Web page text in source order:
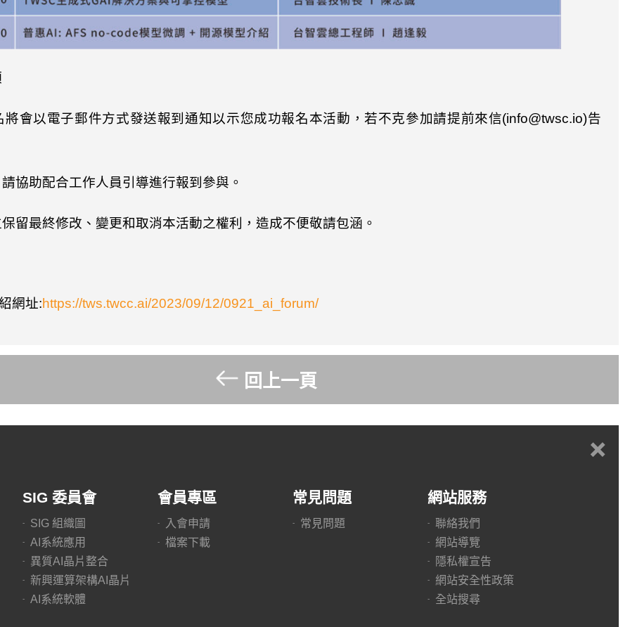
將會以電子郵件方式發送報到通知以示您成功報名本活動，若不克參加請提前來信(info@twsc.io)告
協助配合工作人員引導進行報到參與。
留最終修改、變更和取消本活動之權利，造成不便敬請包涵。
網址:https://tws.twcc.ai/2023/09/12/0921_ai_forum/
回上一頁
+
SIG 委員會
SIG 組織圖
AI系統應用
異質AI晶片整合
新興運算架構AI晶片
AI系統軟體
會員專區
入會申請
檔案下載
常見問題
常見問題
網站服務
聯絡我們
網站導覽
隱私權宣告
網站安全性政策
全站搜尋